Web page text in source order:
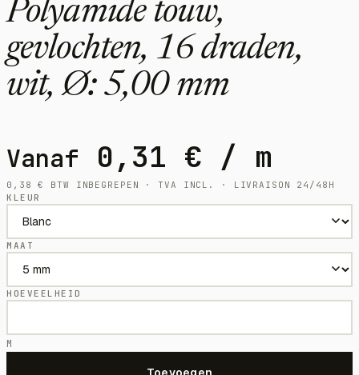
Polyamide touw,
gevlochten, 16 draden,
wit, Ø: 5,00 mm
Vanaf 0,31 € / m
0,38€
BTW INBEGREPEN · TVA INCL. · LIVRAISON 24/48H
KLEUR
MAAT
HOEVEELHEID
M